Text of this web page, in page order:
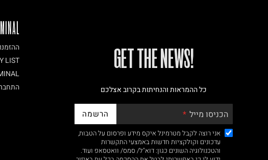
LIST
!GET THE NEWS
כל ההמראות והנחיתות בקרוב אצלכם
הכניסו מייל הרשמה
אני רוצה לקבל מטרמינל איקס מידע ופרסום על הטבות,
עדכונים וקולקציות חדשות באמצעי התקשרות
והטכנולוגיה השונים כגון: דוא"ל/ סמס/ וואטסאפ ועוד.